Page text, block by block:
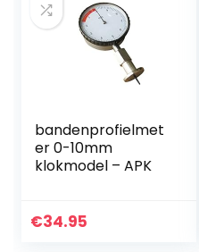
bandenprofielmet
er 0-10mm
klokmodel – APK
€34.95